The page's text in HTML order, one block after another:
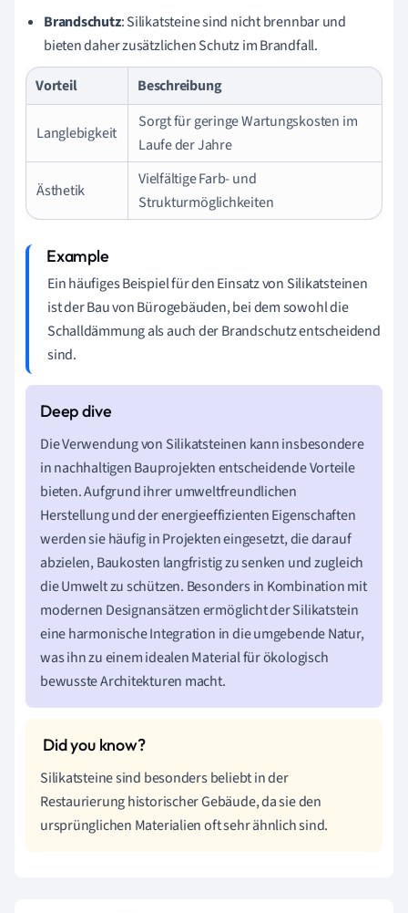
Brandschutz: Silikatsteine sind nicht brennbar und
bieten daher zusätzlichen Schutz im Brandfall.
Vorteil
Beschreibung
Langlebigkeit
Sorgt für geringe Wartungskosten im
Laufe der Jahre
Ästhetik
Vielfältige Farb- und
Strukturmöglichkeiten
Ein häufiges Beispiel für den Einsatz von Silikatsteinen
ist der Bau von Bürogebäuden, bei dem sowohl die
Schalldämmung als auch der Brandschutz entscheidend
sind.
Die Verwendung von Silikatsteinen kann insbesondere
in nachhaltigen Bauprojekten entscheidende Vorteile
bieten. Aufgrund ihrer umweltfreundlichen
Herstellung und der energieeffizienten Eigenschaften
werden sie häufig in Projekten eingesetzt, die darauf
abzielen, Baukosten langfristig zu senken und zugleich
die Umwelt zu schützen. Besonders in Kombination mit
modernen Designansätzen ermöglicht der Silikatstein
eine harmonische Integration in die umgebende Natur,
was ihn zu einem idealen Material für ökologisch
bewusste Architekturen macht.
Silikatsteine sind besonders beliebt in der
Restaurierung historischer Gebäude, da sie den
ursprünglichen Materialien oft sehr ähnlich sind.